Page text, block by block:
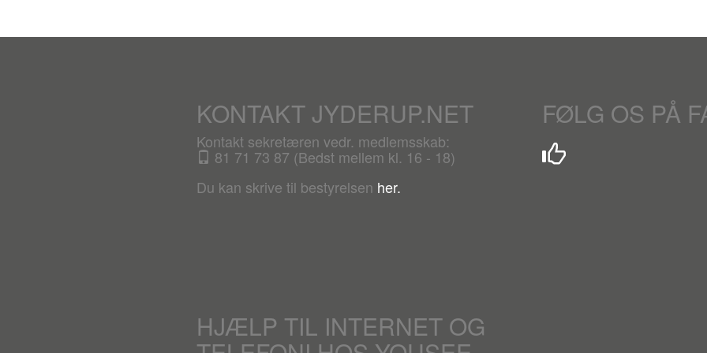
KONTAKT JYDERUP.NET
Kontakt sekretæren vedr. medlemsskab:
81 71 73 87 (Bedst mellem kl. 16 - 18)
Du kan skrive til bestyrelsen her.
FØLG OS PÅ
HJÆLP TIL INTERNET OG